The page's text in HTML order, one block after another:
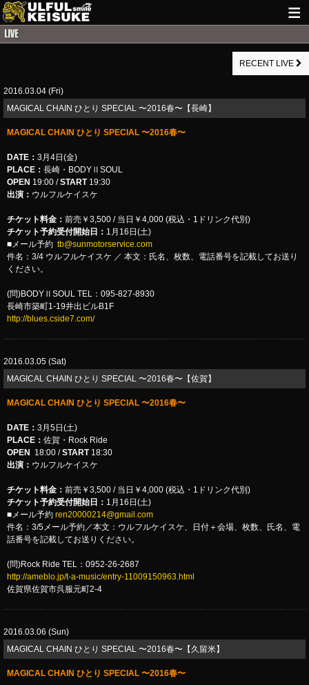
GUITAR WORKS
RECENT LIVE
2016.03.04 (Fri)
MAGICAL CHAIN ひとり SPECIAL 〜2016春〜【長崎】
MAGICAL CHAIN ひとり SPECIAL 〜2016春〜
DATE： 3月4日(金)
PLACE： 長崎・BODYⅡSOUL
OPEN 19:00 /START19:30
出演： ウルフルケイスケ
チケット料金： 前売￥3,500 / 当日￥4,000 (税込・1ドリンク代別)
チケット予約受付開始日： 1月16日(土)
■メール予約 tb@sunmotorservice.com
件名：3/4 ウルフルケイスケ ／ 本文：氏名、枚数、電話番号を記載してお送り
ください。
(問)BODYⅡSOUL TEL：095-827-8930
長崎市築町1-19井出ビルB1F
http://blues.cside7.com/
2016.03.05 (Sat)
MAGICAL CHAIN ひとり SPECIAL 〜2016春〜【佐賀】
MAGICAL CHAIN ひとり SPECIAL 〜2016春〜
DATE： 3月5日(土)
PLACE： 佐賀・Rock Ride
OPEN
18:00 /START18:30
出演： ウルフルケイスケ
チケット料金： 前売￥3,500 / 当日￥4,000 (税込・1ドリンク代別)
チケット予約受付開始日： 1月16日(土)
■メール予約 ren20000214@gmail.com
件名：3/5メール予約／本文：ウルフルケイスケ、日付＋会場、枚数、氏名、電
話番号を記載してお送りください。
(問)Rock Ride TEL：0952-26-2687
http://ameblo.jp/t-a-music/entry-11009150963.html
佐賀県佐賀市呉服元町2-4
2016.03.06 (Sun)
MAGICAL CHAIN ひとり SPECIAL 〜2016春〜【久留米】
MAGICAL CHAIN ひとり SPECIAL 〜2016春〜